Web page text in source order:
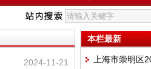
2024-11-21
本栏最新
上海市崇明区